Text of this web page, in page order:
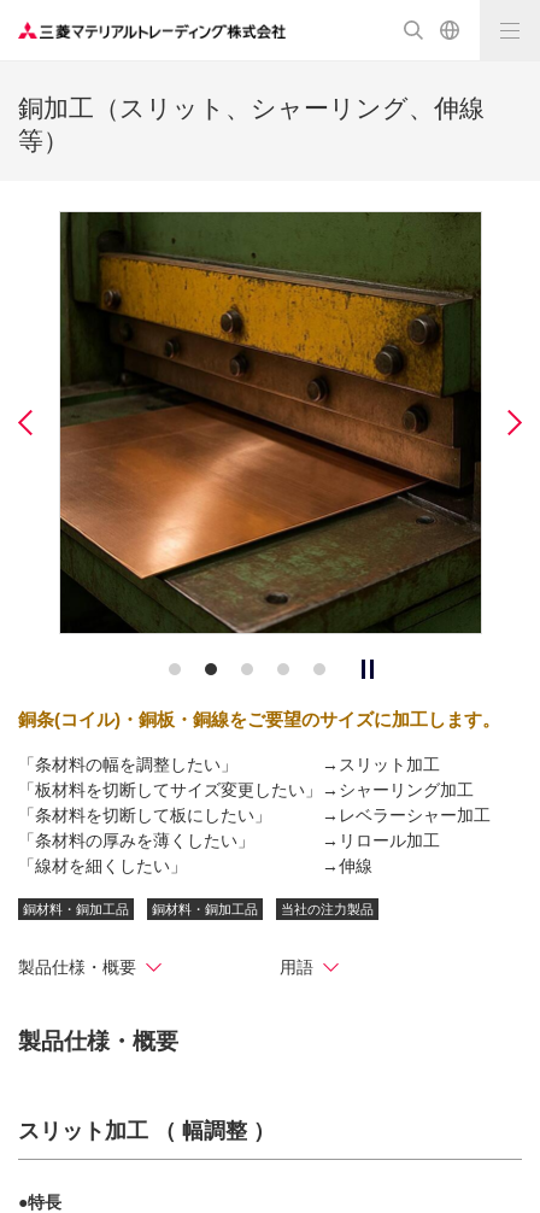
銅加工（スリット、シャーリング、伸線
等）
Previous
銅条(コイル)・銅板・銅線をご要望のサイズに加工します。
「条材料の幅を調整したい」 →スリット加工
「板材料を切断してサイズ変更したい」→シャーリング加工
「条材料を切断して板にしたい」 →レベラーシャー加工
「条材料の厚みを薄くしたい」 →リロール加工
「線材を細くしたい」 →伸線
銅材料・銅加工品 銅材料・銅加工品 当社の注力製品
製品仕様・概要 用語
製品仕様・概要
スリット加工 （ 幅調整 ）
●特長